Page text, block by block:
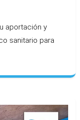
aportación y
sanitario para